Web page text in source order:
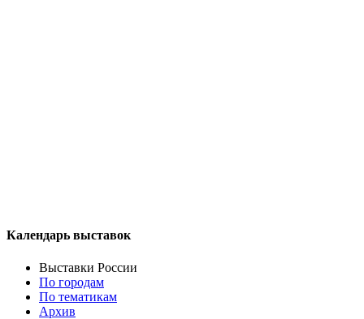
Календарь выставок
Выставки России
По городам
По тематикам
Архив